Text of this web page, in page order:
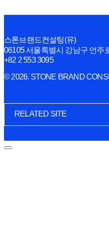
스톤브랜드컨설팅(유)
06105 서울특별시 강남구 언주
+82 2 553 3095
© 2026. STONE BRAND
RELATED SITE